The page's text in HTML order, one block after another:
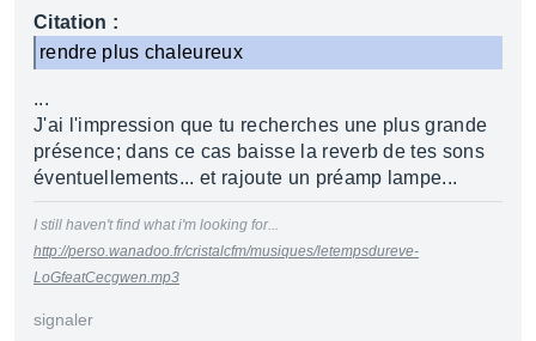
Citation :
rendre plus chaleureux
...
J'ai l'impression que tu recherches une plus grande
présence; dans ce cas baisse la reverb de tes sons
éventuellements... et rajoute un préamp lampe...
I still haven't find what i'm looking for...
http://perso.wanadoo.fr/cristalcfm/musiques/letempsdureve-
LoGfeatCecgwen.mp3
signaler